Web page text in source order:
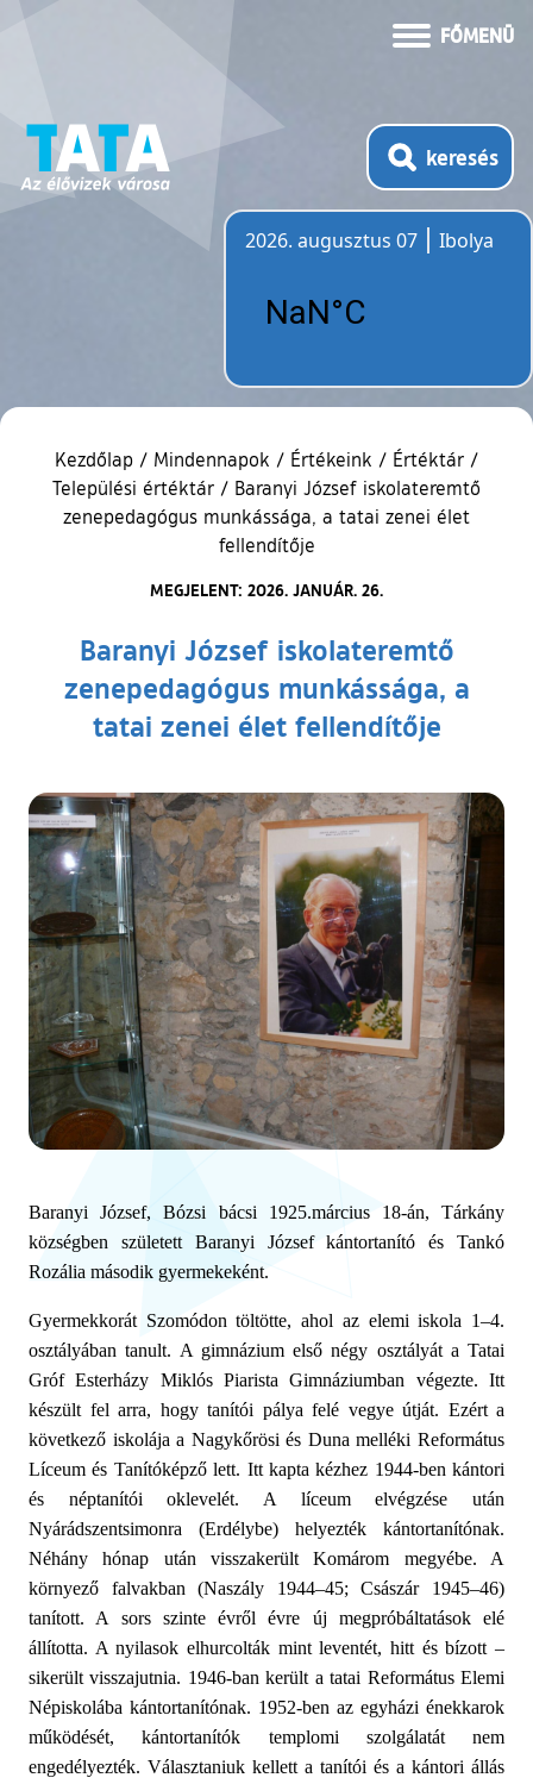
FŐMENÜ
keresés
2026. augusztus 07
Ibolya
Kezdőlap / Mindennapok / Értékeink / Értéktár /
Települési értéktár / Baranyi József iskolateremtő
zenepedagógus munkássága, a tatai zenei élet
fellendítője
MEGJELENT: 2026. JANUÁR. 26.
Baranyi József iskolateremtő
zenepedagógus munkássága, a
tatai zenei élet fellendítője
Baranyi József, Bózsi bácsi 1925.március 18-án, Tárkány
községben született Baranyi József kántortanító és Tankó
Rozália második gyermekeként.
Gyermekkorát Szomódon töltötte, ahol az elemi iskola 1–4.
osztályában tanult. A gimnázium első négy osztályát a Tatai
Gróf Esterházy Miklós Piarista Gimnáziumban végezte. Itt
készült fel arra, hogy tanítói pálya felé vegye útját. Ezért a
következő iskolája a Nagykőrösi és Duna melléki Református
Líceum és Tanítóképző lett. Itt kapta kézhez 1944-ben kántori
és néptanítói oklevelét. A líceum elvégzése után
Nyárádszentsimonra (Erdélybe) helyezték kántortanítónak.
Néhány hónap után visszakerült Komárom megyébe. A
környező falvakban (Naszály 1944–45; Császár 1945–46)
tanított. A sors szinte évről évre új megpróbáltatások elé
állította. A nyilasok elhurcolták mint leventét, hitt és bízott –
sikerült visszajutnia. 1946-ban került a tatai Református Elemi
Népiskolába kántortanítónak. 1952-ben az egyházi énekkarok
működését, kántortanítók templomi szolgálatát nem
engedélyezték. Választaniuk kellett a tanítói és a kántori állás